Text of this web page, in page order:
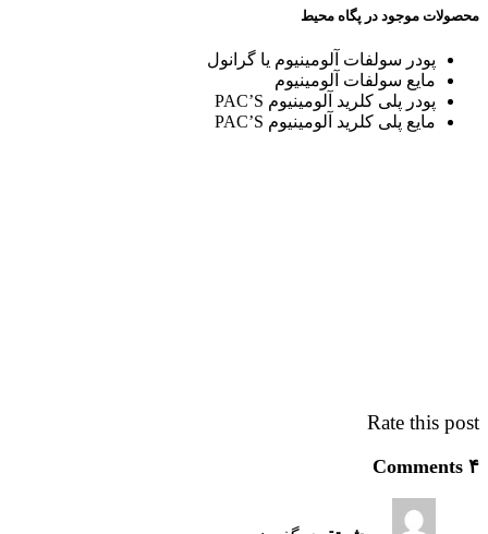
محصولات موجود در پگاه محیط
پودر سولفات آلومینیوم یا گرانول
مایع سولفات آلومینیوم
پودر پلی کلرید آلومینیوم PAC’S
مایع پلی کلرید آلومینیوم PAC’S
Rate this post
۴ Comments